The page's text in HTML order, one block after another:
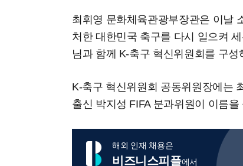
최휘영 문화체육관광부장관은 이날
처한 대한민국 축구를 다시 일으켜
님과 함께 K-축구 혁신위원회를 구
K-축구 혁신위원회 공동위원장에는
출신 박지성 FIFA 분과위원이 이름을
해외 인재 채용은
비즈니스피플에서